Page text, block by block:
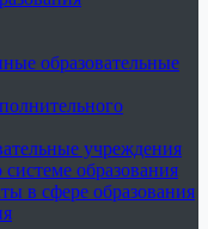
образовательные
учреждения
образования
в сфере образования